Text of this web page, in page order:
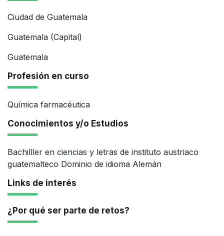
Ciudad de Guatemala
Guatemala (Capital)
Guatemala
Profesión en curso
Química farmacéutica
Conocimientos y/o Estudios
Bachilller en ciencias y letras de instituto austriaco
guatemalteco Dominio de idioma Alemán
Links de interés
¿Por qué ser parte de retos?